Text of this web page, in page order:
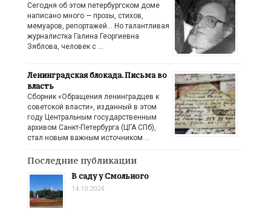
Сегодня об этом петербургском доме
написано много — прозы, стихов,
мемуаров, репортажей… Но талантливая
журналистка Галина Георгиевна
Зяблова, человек с …
Ленинградская блокада. Письма во
власть
Сборник «Обращения ленинградцев к
советской власти», изданный в этом
году Центральным государственным
архивом Санкт-Петербурга (ЦГА СПб),
стал новым важным источником …
Последние публикации
В саду у Смольного
14.10.2024